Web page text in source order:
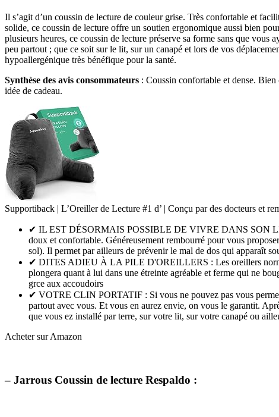
Il s’agit d’un coussin de lecture de couleur grise. Très confortable et
solide, ce coussin de lecture offre un soutien ergonomique aussi bien
plusieurs heures, ce coussin de lecture préserve sa forme sans que
peu partout ; que ce soit sur le lit, sur un canapé et lors de vos
hypoallergénique très bénéfique pour la santé.
Synthèse des avis consommateurs : Coussin confortable et dense.
idée de cadeau.
Supportiback | L’Oreiller de Lecture #1 d’ | Conçu par des docteurs et
✔ IL EST DÉSORMAIS POSSIBLE DE VIVRE DANS SON LIT
doux et confortable. Généreusement rembourré pour vous
sol). Il permet par ailleurs de prévenir le mal de dos qui apparaît
✔ DITES ADIEU À LA PILE D'OREILLERS : Les oreillers
plongera quant à lui dans une étreinte agréable et ferme qui ne
grce aux accoudoirs
✔ VOTRE CLIN PORTATIF : Si vous ne pouvez pas vous
partout avec vous. Et vous en aurez envie, on vous le garantit.
que vous ez installé par terre, sur votre lit, sur votre canapé ou
Acheter sur Amazon
– Jarrous Coussin de lecture Respaldo :